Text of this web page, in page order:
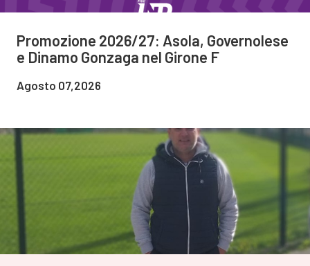
Promozione 2026/27: Asola, Governolese
e Dinamo Gonzaga nel Girone F
Agosto 07,2026